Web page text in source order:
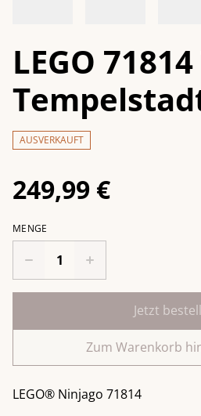
LEGO
AUSVERKAUFT
249,99 €
MENGE
Jetzt
Zum Warenkorb
LEGO® Ninjago 71814